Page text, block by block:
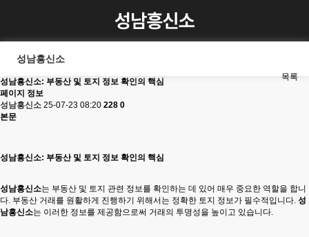
성남흥신소
목록
성남흥신소: 부동산 및 토지 정보 확인의 핵심
페이지 정보
성남흥신소 25-07-23 08:20 228 0
본문
성남흥신소: 부동산 및 토지 정보 확인의 핵심
성남흥신소는 부동산 및 토지 관련 정보를 확인하는 데 있어 매우 중요한 역할을 합니
다. 부동산 거래를 원활하게 진행하기 위해서는 정확한 토지 정보가 필수적입니다. 성
남흥신소는 이러한 정보를 제공함으로써 거래의 투명성을 높이고 있습니다.